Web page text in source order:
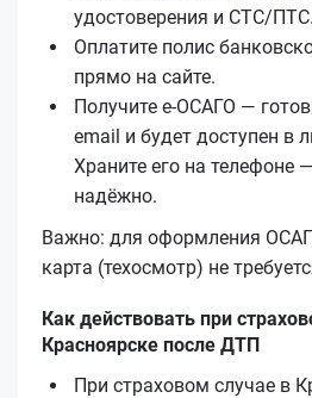
удостоверения и СТС/ПТС.
Оплатите полис
прямо на сайте.
Получите е‑ОСАГО —
email и будет доступен в
Храните его на телефоне
надёжно.
Важно: для оформления
карта (техосмотр) не
Как действовать при
Красноярске после ДТП
При страховом случае в